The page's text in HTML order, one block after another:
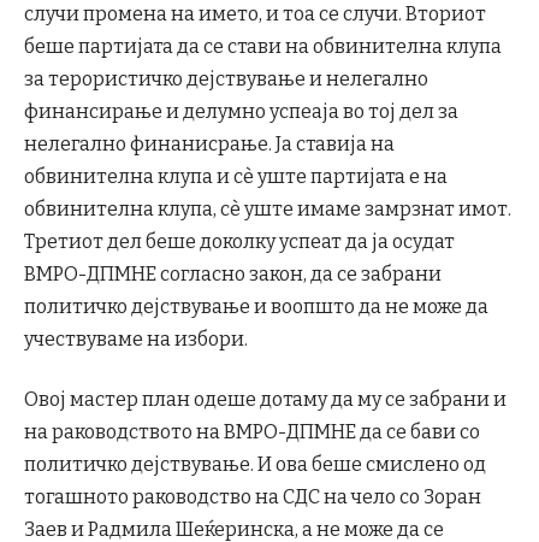
случи промена на името, и тоа се случи. Вториот
беше партијата да се стави на обвинителна клупа
за терористичко дејствување и нелегално
финансирање и делумно успеаја во тој дел за
нелегално финанисрање. Ја ставија на
обвинителна клупа и сѐ уште партијата е на
обвинителна клупа, сѐ уште имаме замрзнат имот.
Третиот дел беше доколку успеат да ја осудат
ВМРО-ДПМНЕ согласно закон, да се забрани
политичко дејствување и воопшто да не може да
учествуваме на избори.
Овој мастер план одеше дотаму да му се забрани и
на раководството на ВМРО-ДПМНЕ да се бави со
политичко дејствување. И ова беше смислено од
тогашното раководство на СДС на чело со Зоран
Заев и Радмила Шеќеринска, а не може да се